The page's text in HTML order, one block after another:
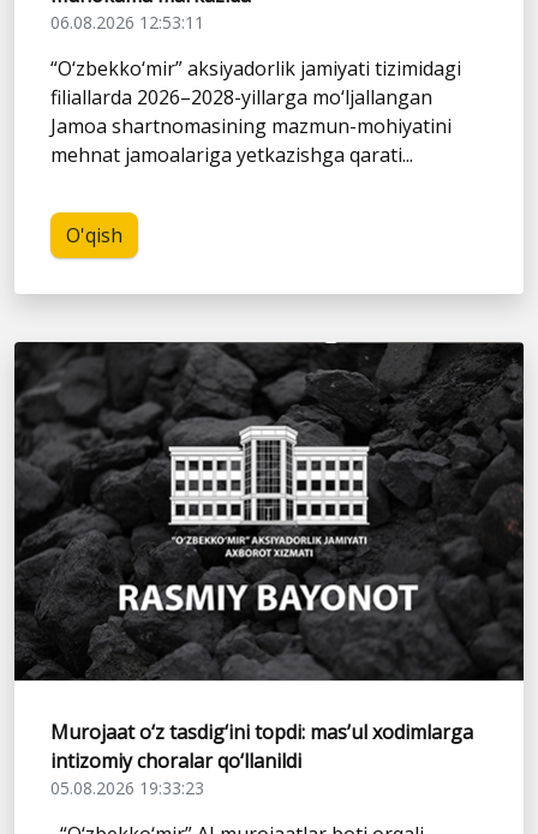
06.08.2026 12:53:11
“O‘zbekko‘mir” aksiyadorlik jamiyati tizimidagi
filiallarda 2026–2028-yillarga mo‘ljallangan
Jamoa shartnomasining mazmun-mohiyatini
mehnat jamoalariga yetkazishga qarati...
O'qish
Murojaat o‘z tasdig‘ini topdi: mas’ul xodimlarga
intizomiy choralar qo‘llanildi
05.08.2026 19:33:23